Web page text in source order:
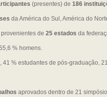
(presentes) de 186
da América do Sul, América do
de 25 estados da
% homens.
41 % estudantes de pós-graduação,
aprovados dentro de 21